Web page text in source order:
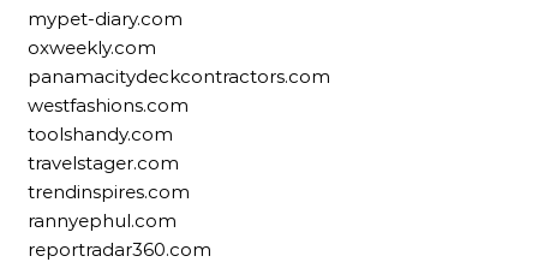
mypet-diary.com
oxweekly.com
panamacitydeckcontractors.com
westfashions.com
toolshandy.com
travelstager.com
trendinspires.com
rannyephul.com
reportradar360.com